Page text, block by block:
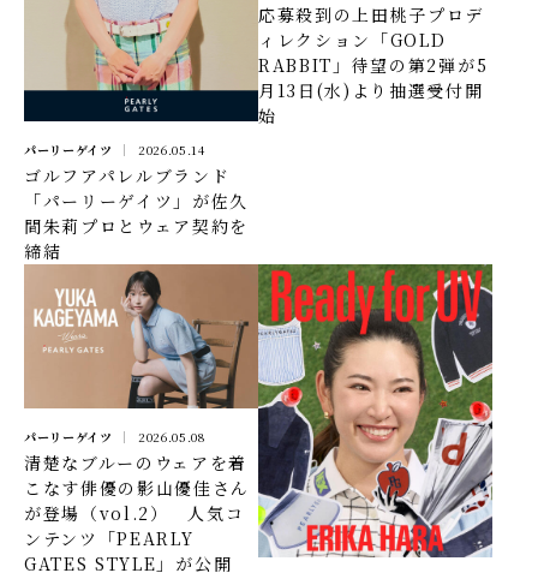
パーリーゲイツ 2026.05.14
ゴルフアパレルブランド
「パーリーゲイツ」が佐久
間朱莉プロとウェア契約を
締結
応募殺到の上田桃子プロデ
ィレクション「GOLD
RABBIT」待望の第2弾が5
月13日(水)より抽選受付開
始
パーリーゲイツ 2026.05.08
清楚なブルーのウェアを着
こなす俳優の影山優佳さん
が登場（vol.2） 人気コ
ンテンツ「PEARLY
GATES STYLE」が公開